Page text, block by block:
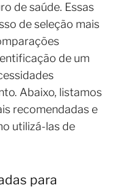
de saúde. Essas
de seleção mais
de um
Abaixo, listamos
recomendadas e
utilizá-las de
para